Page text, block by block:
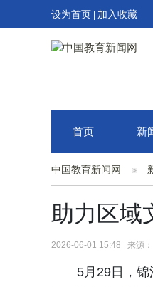
设为首页 加入收藏
首页 新
中国教育新闻网
助力区域
2026-06-01 15:48 来源：
5月29日，